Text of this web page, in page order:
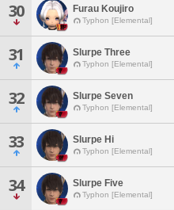
30 Furau Koujiro
Typhon [Elemental]
31 Slurpe Three
Typhon [Elemental]
32 Slurpe Seven
Typhon [Elemental]
33 Slurpe Hi
Typhon [Elemental]
34 Slurpe Five
Typhon [Elemental]